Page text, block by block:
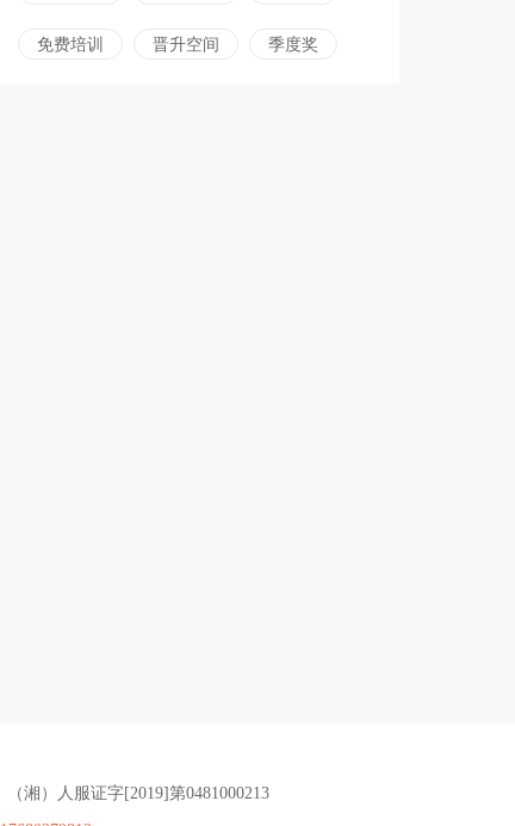
免费培训 晋升空间 季度奖
（湘）人服证字[2019]第0481000213